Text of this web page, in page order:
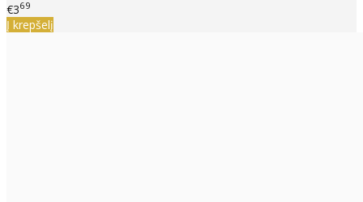
€369
Į krepšelį